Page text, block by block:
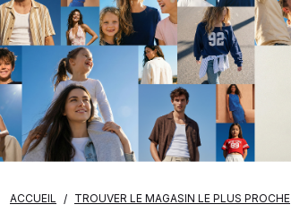
ACCUEIL TROUVER LE MAGASIN LE PLUS PROCHE